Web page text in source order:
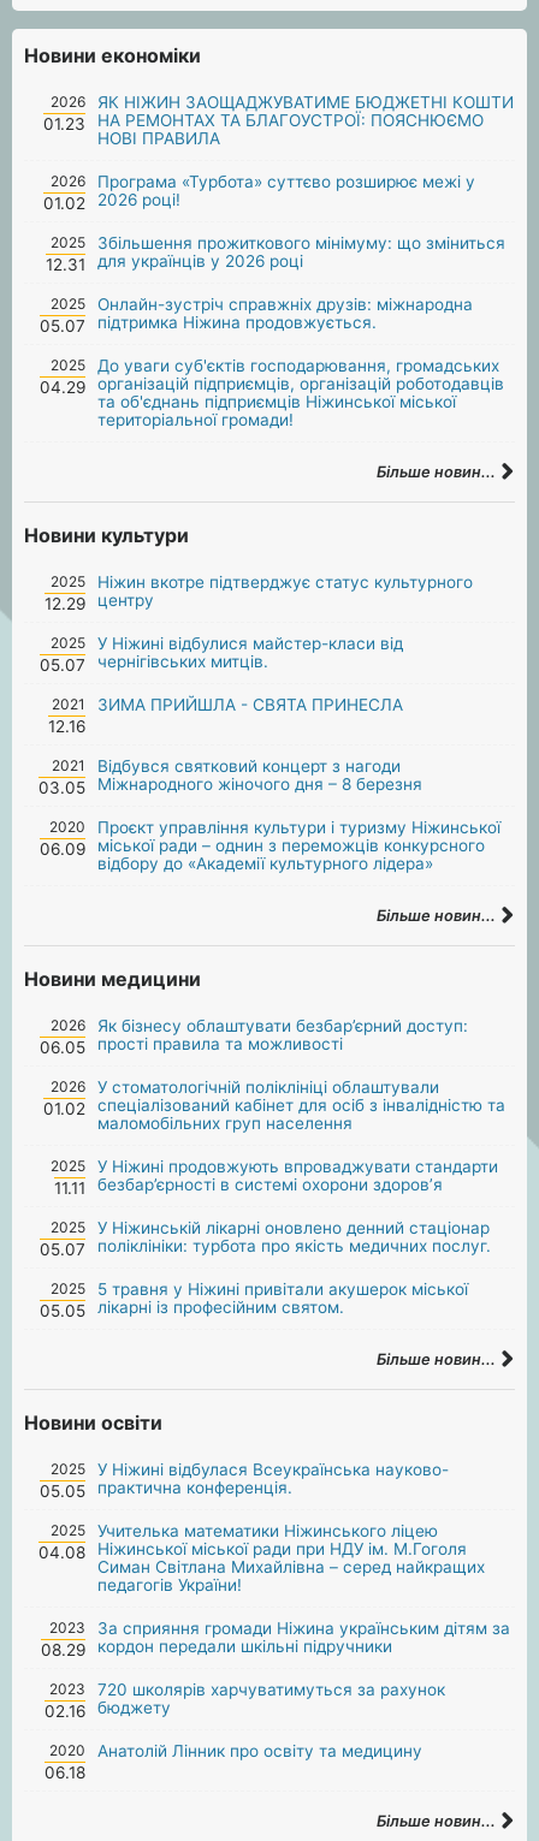
Новини економіки
2026
01.23
ЯК НІЖИН ЗАОЩАДЖУВАТИМЕ БЮДЖЕТНІ КОШТИ
НА РЕМОНТАХ ТА БЛАГОУСТРОЇ: ПОЯСНЮЄМО
НОВІ ПРАВИЛА
2026
01.02
Програма «Турбота» суттєво розширює межі у
2026 році!
2025
12.31
Збільшення прожиткового мінімуму: що зміниться
для українців у 2026 році
2025
05.07
Онлайн-зустріч справжніх друзів: міжнародна
підтримка Ніжина продовжується.
2025
04.29
До уваги суб'єктів господарювання, громадських
організацій підприємців, організацій роботодавців
та об'єднань підприємців Ніжинської міської
територіальної громади!
Більше новин...
Новини культури
2025
12.29
Ніжин вкотре підтверджує статус культурного
центру
2025
05.07
У Ніжині відбулися майстер-класи від
чернігівських митців.
2021
12.16
ЗИМА ПРИЙШЛА - СВЯТА ПРИНЕСЛА
2021
03.05
Відбувся святковий концерт з нагоди
Міжнародного жіночого дня – 8 березня
2020
06.09
Проєкт управління культури і туризму Ніжинської
міської ради – однин з переможців конкурсного
відбору до «Академії культурного лідера»
Більше новин...
Новини медицини
2026
06.05
Як бізнесу облаштувати безбар’єрний доступ:
прості правила та можливості
2026
01.02
У стоматологічній поліклініці облаштували
спеціалізований кабінет для осіб з інвалідністю та
маломобільних груп населення
2025
11.11
У Ніжині продовжують впроваджувати стандарти
безбар’єрності в системі охорони здоров’я
2025
05.07
У Ніжинській лікарні оновлено денний стаціонар
поліклініки: турбота про якість медичних послуг.
2025
05.05
5 травня у Ніжині привітали акушерок міської
лікарні із професійним святом.
Більше новин...
Новини освіти
2025
05.05
У Ніжині відбулася Всеукраїнська науково-
практична конференція.
2025
04.08
Учителька математики Ніжинського ліцею
Ніжинської міської ради при НДУ ім. М.Гоголя
Симан Світлана Михайлівна – серед найкращих
педагогів України!
2023
08.29
За сприяння громади Ніжина українським дітям за
кордон передали шкільні підручники
2023
02.16
720 школярів харчуватимуться за рахунок
бюджету
2020
06.18
Анатолій Лінник про освіту та медицину
Більше новин...